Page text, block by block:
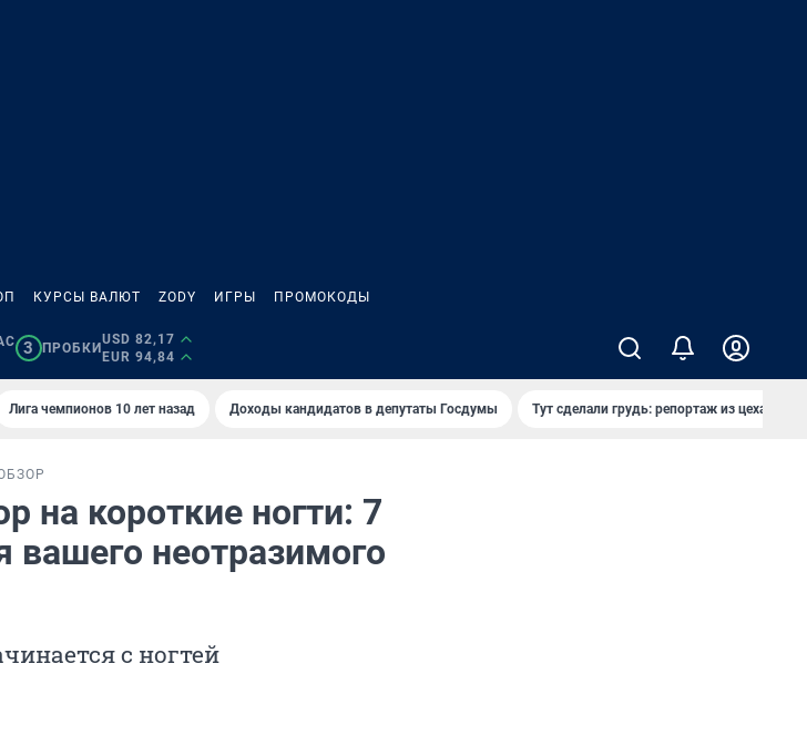
КУРСЫ ВАЛЮТ ZODY ИГРЫ ПРОМОКОДЫ
3 ПРОБКИ
USD 82,17
EUR 94,84
Лига чемпионов 10 лет назад Доходы кандидатов в депутаты Госдумы Тут сделали грудь: репортаж из цеха
на короткие ногти: 7
вашего неотразимого
с ногтей